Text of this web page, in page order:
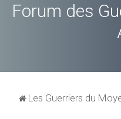
Forum des
Les Guerriers du